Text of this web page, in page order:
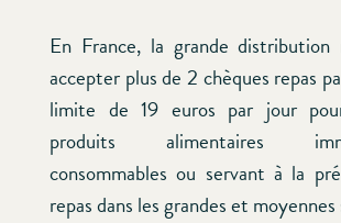
En France, la grande
accepter plus de 2 chèques repas
limite de 19 euros par jour
produits alimentaires
consommables ou servant à la
repas dans les grandes et